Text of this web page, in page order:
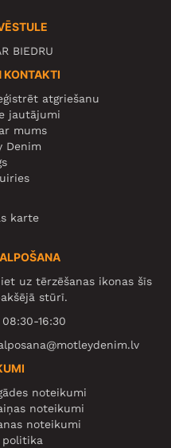
BIEDRU
KONTAKTI
atgriešanu
jautājumi
mums
Denim
karte
uz tērzēšanas ikonas šīs
stūrī.
16:30
noteikumi
noteikumi
noteikumi
politika